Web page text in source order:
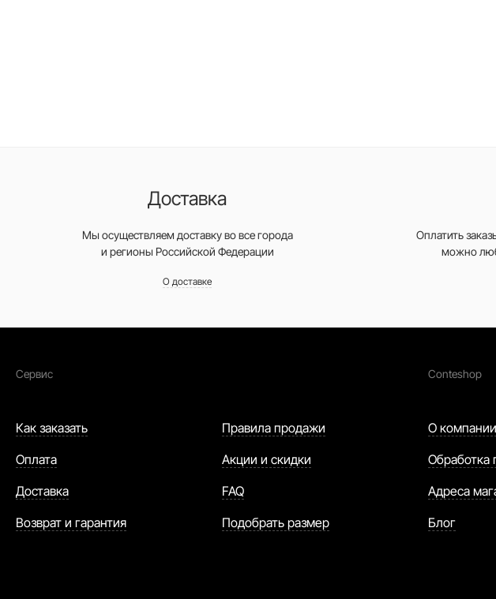
Доставка
Мы осуществляем доставку во все города
и регионы Российской Федерации
О доставке
Оплатить
можно
Сервис
Как заказать
Оплата
Доставка
Возврат и гарантия
Правила продажи
Акции и скидки
FAQ
Подобрать размер
Conteshop
О компании
Обработка
Адреса
Блог